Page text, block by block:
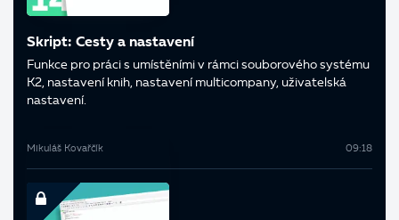
Skript: Cesty a nastavení
Funkce pro práci s umístěními v rámci souborového systému
K2, nastavení knih, nastavení multicompany, uživatelská
nastavení.
Mikuláš Kovařčík 09:18